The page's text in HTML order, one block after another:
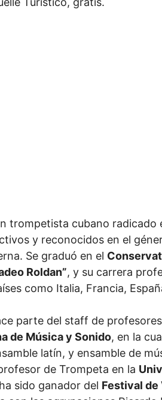
trompetista cubano radicado
y reconocidos en el
Se graduó en el
Roldan”, y su carrera
como Italia, Francia,
parte del staff de
de Música y Sonido, en la
latín, y ensamble de
de Trompeta en la
sido ganador del Festival de